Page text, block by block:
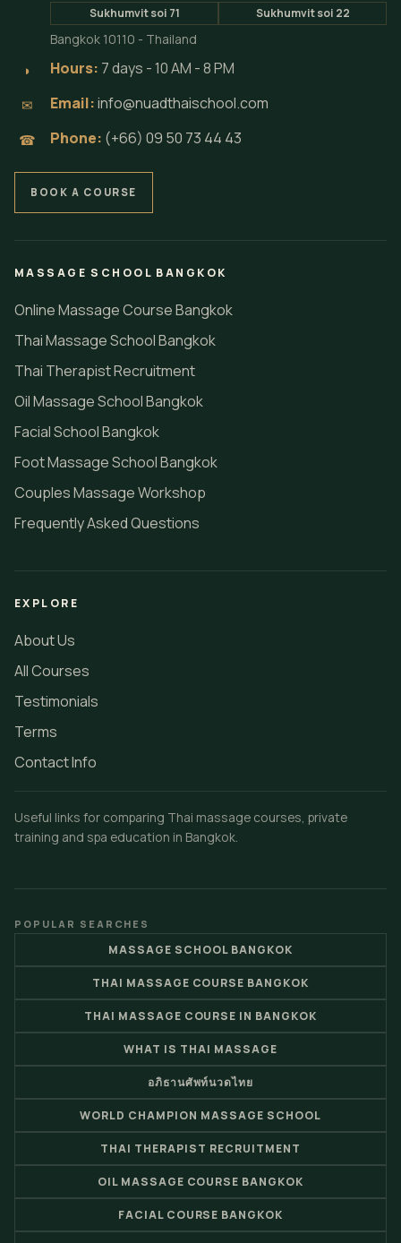
Sukhumvit soi 71 Sukhumvit soi 22
Bangkok 10110 - Thailand
◗ Hours: 7 days - 10 AM - 8 PM
✉ Email:info@nuadthaischool.com
☎ Phone: (+66) 09 50 73 44 43
BOOK A COURSE
MASSAGE SCHOOL BANGKOK
Online Massage Course Bangkok
Thai Massage School Bangkok
Thai Therapist Recruitment
Oil Massage School Bangkok
Facial School Bangkok
Foot Massage School Bangkok
Couples Massage Workshop
Frequently Asked Questions
EXPLORE
About Us
All Courses
Testimonials
Terms
Contact Info
Useful links for comparing Thai massage courses, private
training and spa education in Bangkok.
POPULAR SEARCHES
MASSAGE SCHOOL BANGKOK
THAI MASSAGE COURSE BANGKOK
THAI MASSAGE COURSE IN BANGKOK
WHAT IS THAI MASSAGE
อภิธานศัพท์นวดไทย
WORLD CHAMPION MASSAGE SCHOOL
THAI THERAPIST RECRUITMENT
OIL MASSAGE COURSE BANGKOK
FACIAL COURSE BANGKOK